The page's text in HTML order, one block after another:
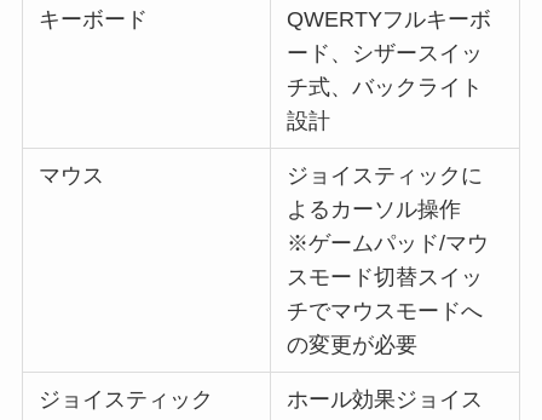
キーボード
QWERTYフルキーボ
ード、シザースイッ
チ式、バックライト
設計
マウス
ジョイスティックに
よるカーソル操作
※ゲームパッド/マウ
スモード切替スイッ
チでマウスモードへ
の変更が必要
ジョイスティック
ホール効果ジョイス